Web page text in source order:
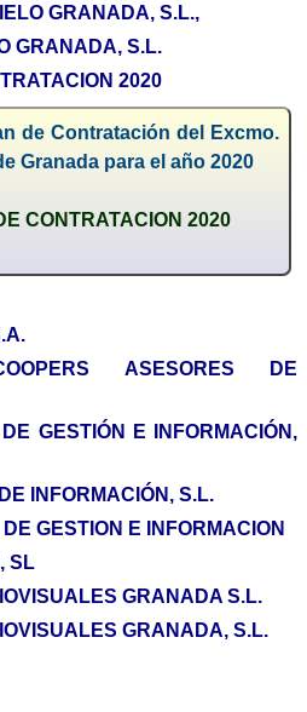
GRANADA, S.L.,
GRANADA, S.L.
2020
de Contratación del Excmo.
Granada para el año 2020
CONTRATACION 2020
ASESORES DE
GESTIÓN E INFORMACIÓN,
INFORMACIÓN, S.L.
GESTION E INFORMACION
SL
GRANADA S.L.
GRANADA, S.L.